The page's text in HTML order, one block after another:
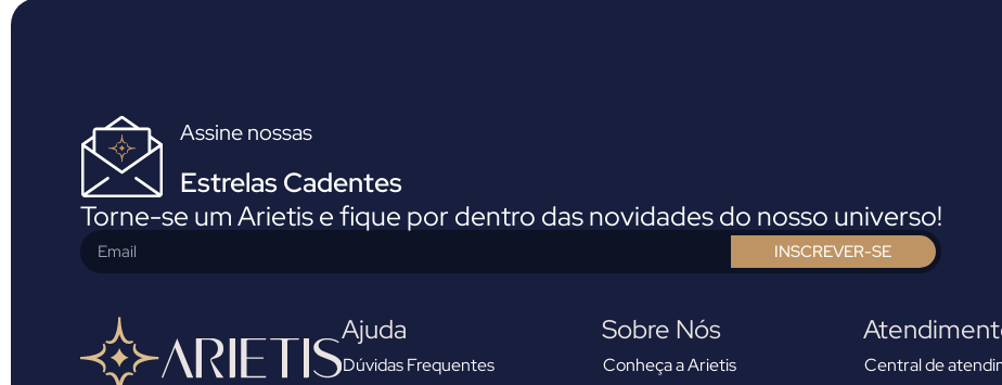
Assine nossas
Estrelas Cadentes
Torne-se um Arietis e fique por dentro das novidades do nosso universo!
INSCREVER-SE
Ajuda
Dúvidas Frequentes
Sobre Nós
Conheça a Arietis
Central de